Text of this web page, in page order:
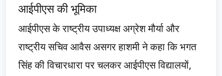
आईपीएस की भूमिका
आईपीएस के राष्ट्रीय उपाध्यक्ष अग्रेश मौर्या और
राष्ट्रीय सचिव आवैस असगर हाशमी ने कहा कि भगत
सिंह की विचारधारा पर चलकर आईपीएस विद्यालयों,